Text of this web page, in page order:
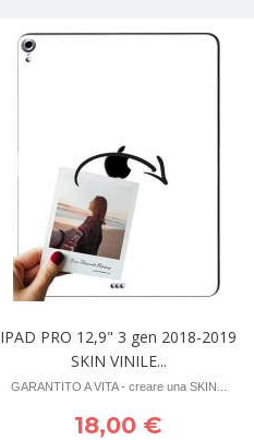
IPAD PRO 12,9" 3 gen 2018-2019
SKIN VINILE...
GARANTITO A VITA - creare una SKIN...
18,00 €